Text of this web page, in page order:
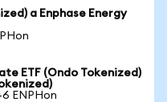
a Enphase Energy
ETF (Ondo Tokenized)
ENPHon